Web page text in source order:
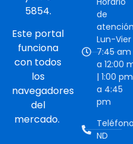
5854.
Este portal
funciona
con todos
los
navegadores
del
mercado.
de
Lun-Vier
7:45 am
a 12:00
| 1:00 pm
a 4:45
pm
ND